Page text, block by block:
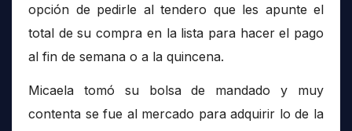
opción de pedirle al tendero que les apunte el
total de su compra en la lista para hacer el pago
al fin de semana o a la quincena.
Micaela tomó su bolsa de mandado y muy
contenta se fue al mercado para adquirir lo de la